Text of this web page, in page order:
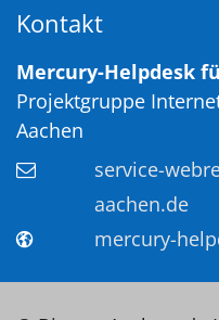
Kontakt
Mercury-Helpdesk
Projektgruppe
Aachen
service-
aachen.de
mercury-